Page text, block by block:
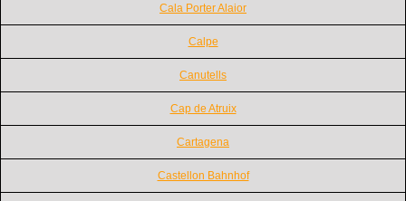
Cala Porter Alaior
Calpe
Canutells
Cap de Atruix
Cartagena
Castellon Bahnhof